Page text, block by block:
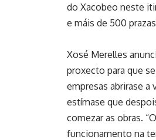
do Xacobeo neste
e máis de 500
Xosé Merelles
proxecto para que
empresas abrirase a
estímase que
comezar as obras.
funcionamento na